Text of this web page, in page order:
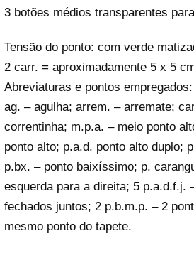
3 botões médios transparentes
Tensão do ponto: com verde
2 carr. = aproximadamente 5 x 5
Abreviaturas e pontos empregados:
ag. – agulha; arrem. – arremate;
correntinha; m.p.a. – meio ponto
ponto alto; p.a.d. ponto alto duplo;
p.bx. – ponto baixíssimo; p.
esquerda para a direita; 5 p.a.d.f.j.
fechados juntos; 2 p.b.m.p. – 2
mesmo ponto do tapete.